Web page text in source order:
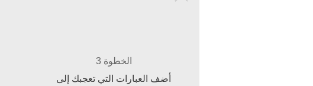
الخطوة 3
أضف العبارات التي تعجبك إلى